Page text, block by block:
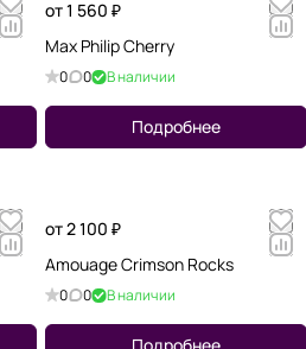
от 1 560 ₽
Max Philip Cherry
0 0 В наличии
Подробнее
от 2 100 ₽
Amouage Crimson Rocks
0 0 В наличии